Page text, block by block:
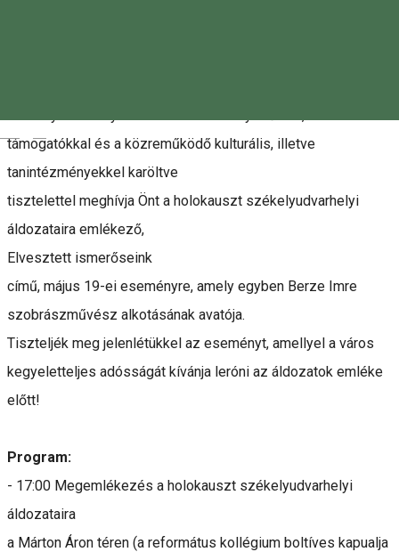
támogatókkal és a közreműködő kulturális, illetve
tanintézményekkel karöltve
tisztelettel meghívja Önt a holokauszt székelyudvarhelyi
áldozataira emlékező,
Elvesztett ismerőseink
című, május 19-ei eseményre, amely egyben Berze Imre
szobrászművész alkotásának avatója.
Tiszteljék meg jelenlétükkel az eseményt, amellyel a város
kegyeletteljes adósságát kívánja leróni az áldozatok emléke
előtt!
Program:
- 17:00 Megemlékezés a holokauszt székelyudvarhelyi
áldozataira
a Márton Áron téren (a református kollégium boltíves kapualja